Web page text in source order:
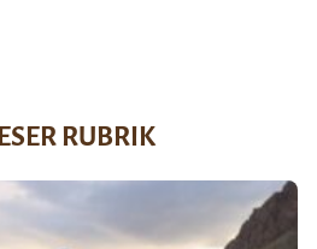
RUBRIK